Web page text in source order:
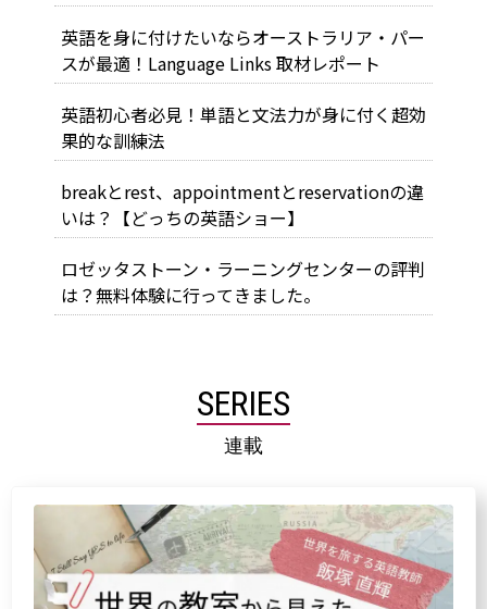
英語を身に付けたいならオーストラリア・パー
スが最適！Language Links 取材レポート
英語初心者必見！単語と文法力が身に付く超効
果的な訓練法
breakとrest、appointmentとreservationの違
いは？【どっちの英語ショー】
ロゼッタストーン・ラーニングセンターの評判
は？無料体験に行ってきました。
SERIES
連載